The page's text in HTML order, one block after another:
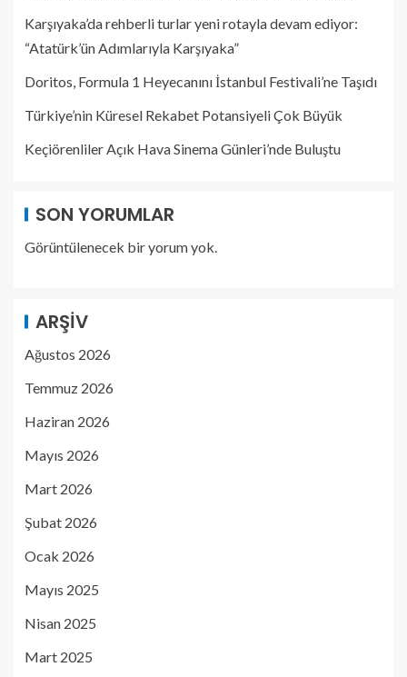
Karşıyaka’da rehberli turlar yeni rotayla devam ediyor:
“Atatürk’ün Adımlarıyla Karşıyaka”
Doritos, Formula 1 Heyecanını İstanbul Festivali’ne Taşıdı
Türkiye’nin Küresel Rekabet Potansiyeli Çok Büyük
Keçiörenliler Açık Hava Sinema Günleri’nde Buluştu
SON YORUMLAR
Görüntülenecek bir yorum yok.
ARŞIV
Ağustos 2026
Temmuz 2026
Haziran 2026
Mayıs 2026
Mart 2026
Şubat 2026
Ocak 2026
Mayıs 2025
Nisan 2025
Mart 2025